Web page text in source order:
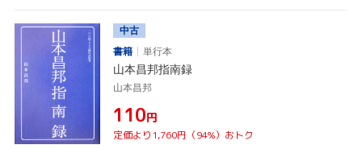
中古
書籍
単行本
山本昌邦指南録
山本昌邦
¥110円
定価より1,760円（94%）おトク